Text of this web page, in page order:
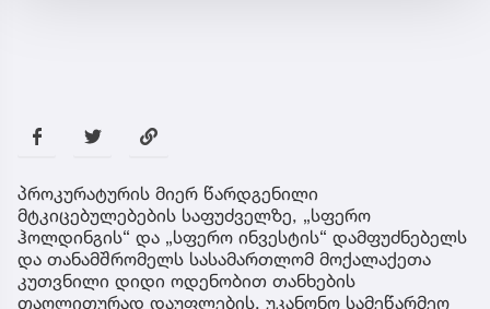
პროკურატურის მიერ წარდგენილი
მტკიცებულებების საფუძველზე, „სფერო
ჰოლდინგის“ და „სფერო ინვესტის“ დამფუძნებელს
და თანამშრომელს სასამართლომ მოქალაქეთა
კუთვნილი დიდი ოდენობით თანხების
თაღლითურად დაუფლების, უკანონო სამეწარმეო